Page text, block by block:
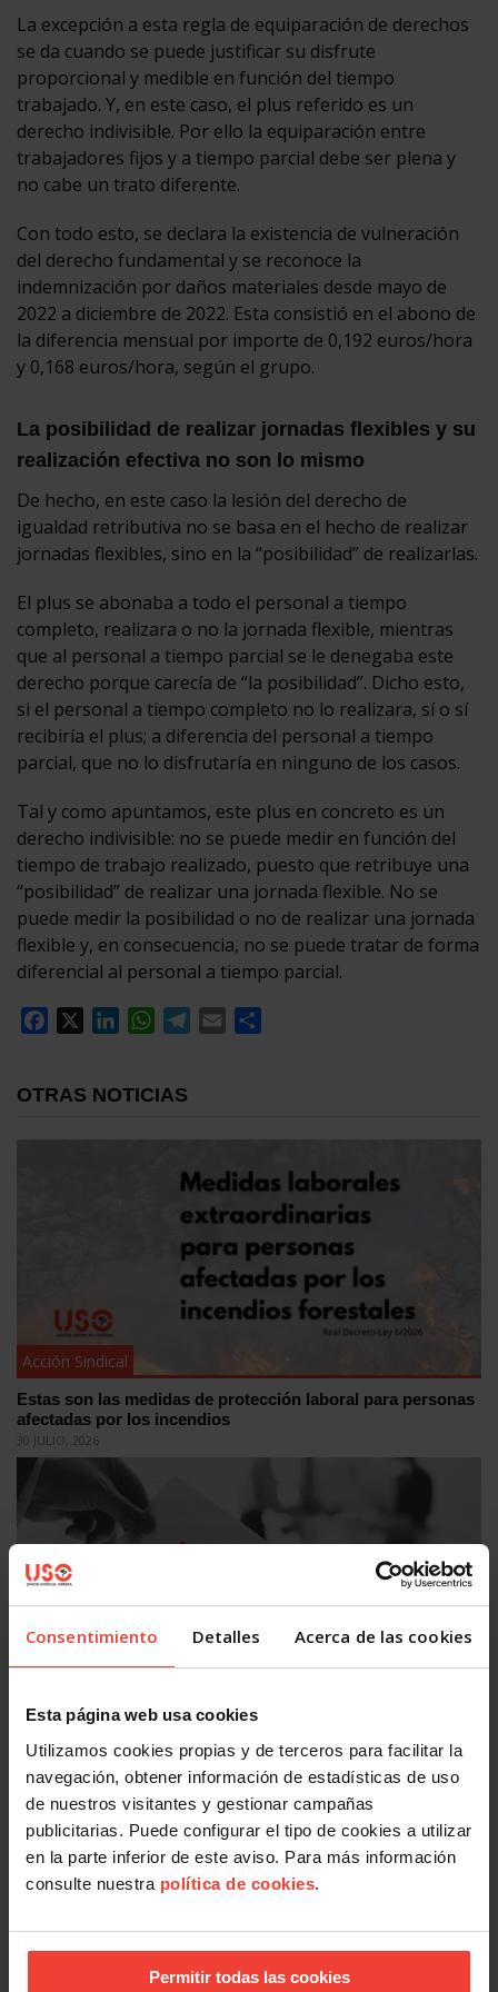
Consentimiento Detalles Acerca de las cookies
Esta página web usa cookies
Utilizamos cookies propias y de terceros para facilitar la
navegación, obtener información de estadísticas de uso
de nuestros visitantes y gestionar campañas
publicitarias. Puede configurar el tipo de cookies a utilizar
en la parte inferior de este aviso. Para más información
consulte nuestra política de cookies.
Permitir todas las cookies
La excepción a esta regla de equiparación de derechos
se da cuando se puede justificar su disfrute
proporcional y medible en función del tiempo
trabajado. Y, en este caso, el plus referido es un
derecho indivisible. Por ello la equiparación entre
trabajadores fijos y a tiempo parcial debe ser plena y
no cabe un trato diferente.
Con todo esto, se declara la existencia de vulneración
del derecho fundamental y se reconoce la
indemnización por daños materiales desde mayo de
2022 a diciembre de 2022. Esta consistió en el abono de
la diferencia mensual por importe de 0,192 euros/hora
y 0,168 euros/hora, según el grupo.
La posibilidad de realizar jornadas flexibles y su
realización efectiva no son lo mismo
De hecho, en este caso la lesión del derecho de
igualdad retributiva no se basa en el hecho de realizar
jornadas flexibles, sino en la “posibilidad” de realizarlas.
El plus se abonaba a todo el personal a tiempo
completo, realizara o no la jornada flexible, mientras
que al personal a tiempo parcial se le denegaba este
derecho porque carecía de “la posibilidad”. Dicho esto,
si el personal a tiempo completo no lo realizara, sí o sí
recibiría el plus; a diferencia del personal a tiempo
parcial, que no lo disfrutaría en ninguno de los casos.
Tal y como apuntamos, este plus en concreto es un
derecho indivisible: no se puede medir en función del
tiempo de trabajo realizado, puesto que retribuye una
“posibilidad” de realizar una jornada flexible. No se
puede medir la posibilidad o no de realizar una jornada
flexible y, en consecuencia, no se puede tratar de forma
diferencial al personal a tiempo parcial.
Facebook
LinkedInWhatsApp
Telegram
Email
OTRAS NOTICIAS
Acción Sindical
Estas son las medidas de protección laboral para personas
afectadas por los incendios
30 JULIO, 2026
¿Quieres presentarte con USO a las elecciones sindicales?
29 JULIO, 2026